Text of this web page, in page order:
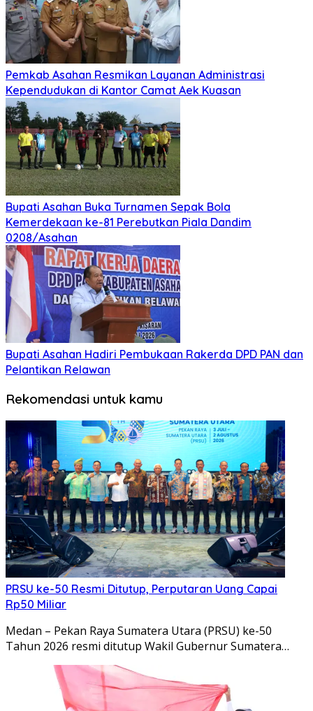
Pemkab Asahan Resmikan Layanan Administrasi
Kependudukan di Kantor Camat Aek Kuasan
Bupati Asahan Buka Turnamen Sepak Bola
Kemerdekaan ke-81 Perebutkan Piala Dandim
0208/Asahan
Bupati Asahan Hadiri Pembukaan Rakerda DPD PAN dan
Pelantikan Relawan
Rekomendasi untuk kamu
PRSU ke-50 Resmi Ditutup, Perputaran Uang Capai
Rp50 Miliar
Medan – Pekan Raya Sumatera Utara (PRSU) ke-50
Tahun 2026 resmi ditutup Wakil Gubernur Sumatera…